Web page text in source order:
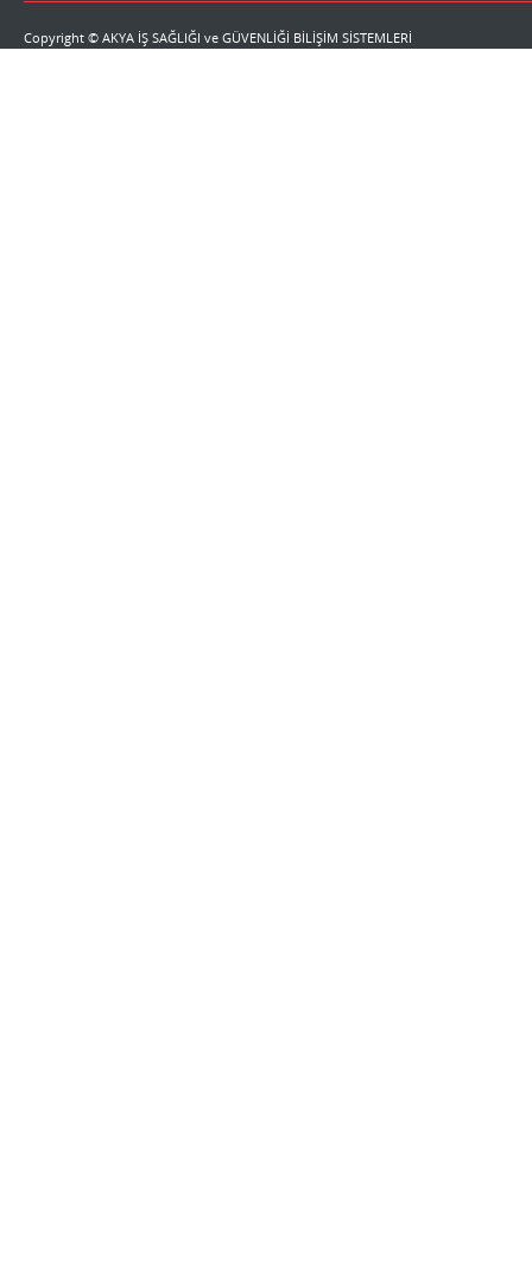
Copyright © AKYA İŞ SAĞLIĞI ve GÜVENLİĞİ BİLİŞİM SİSTEMLERİ